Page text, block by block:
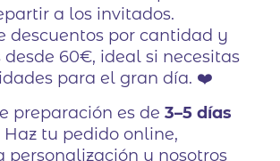
a los invitados.
descuentos por cantidad y
60€, ideal si necesitas
para el gran día. ❤️
preparación es de 3–5 días
Haz tu pedido online,
personalización y nosotros